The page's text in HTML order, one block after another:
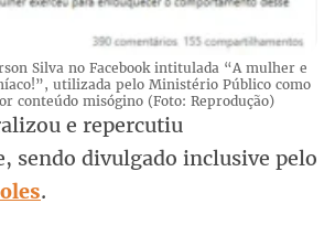
Silva no Facebook intitulada “A mulher e
utilizada pelo Ministério Público como
conteúdo misógino (Foto: Reprodução)
e repercutiu
sendo divulgado inclusive pelo
.